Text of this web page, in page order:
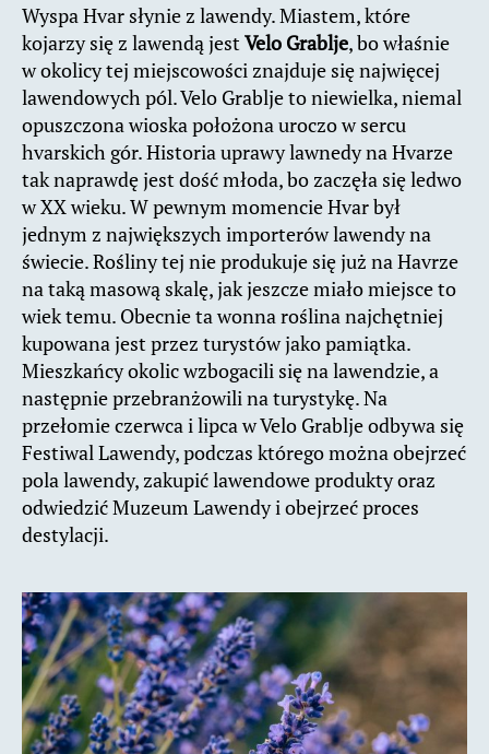
Wyspa Hvar słynie z lawendy. Miastem, które
kojarzy się z lawendą jestVelo Grablje, bo właśnie
w okolicy tej miejscowości znajduje się najwięcej
lawendowych pól. Velo Grablje to niewielka, niemal
opuszczona wioska położona uroczo w sercu
hvarskich gór. Historia uprawy lawnedy na Hvarze
tak naprawdę jest dość młoda, bo zaczęła się ledwo
w XX wieku. W pewnym momencie Hvar był
jednym z największych importerów lawendy na
świecie. Rośliny tej nie produkuje się już na Havrze
na taką masową skalę, jak jeszcze miało miejsce to
wiek temu. Obecnie ta wonna roślina najchętniej
kupowana jest przez turystów jako pamiątka.
Mieszkańcy okolic wzbogacili się na lawendzie, a
następnie przebranżowili na turystykę. Na
przełomie czerwca i lipca w Velo Grablje odbywa się
Festiwal Lawendy, podczas którego można obejrzeć
pola lawendy, zakupić lawendowe produkty oraz
odwiedzić Muzeum Lawendy i obejrzeć proces
destylacji.